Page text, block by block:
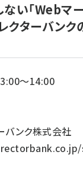
ない「Webマ
クターバン
～14:00
バンク株式会社